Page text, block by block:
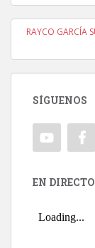
RAYCO GARCÍA
SÍGUENOS
EN DIRECTO